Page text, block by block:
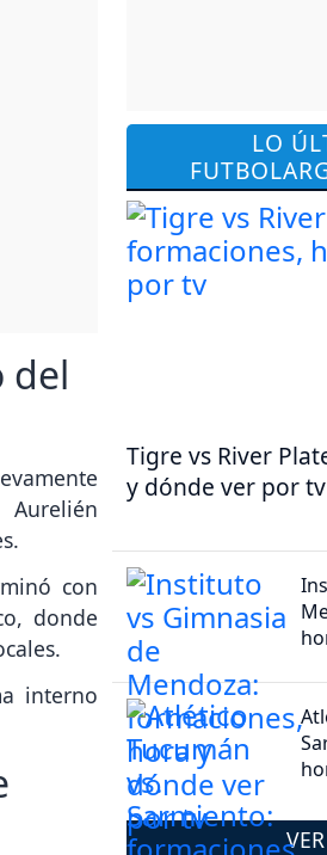
del
con
donde
interno
LO
Tigre vs River
y dónde ver por tv